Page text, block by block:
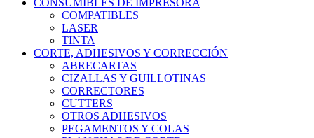
CONSUMIBLES DE IMPRESORA
COMPATIBLES
LASER
TINTA
CORTE, ADHESIVOS Y CORRECCIÓN
ABRECARTAS
CIZALLAS Y GUILLOTINAS
CORRECTORES
CUTTERS
OTROS ADHESIVOS
PEGAMENTOS Y COLAS